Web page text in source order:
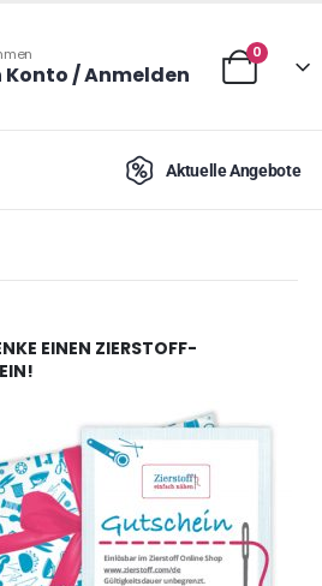
Konto / Anmelden
0
Aktuelle Angebote
EINEN ZIERSTOFF-